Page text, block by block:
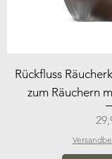
Rückfluss
zum Räuchern